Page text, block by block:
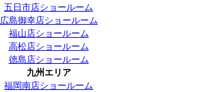
五日市店ショールーム
広島御幸店ショールーム
福山店ショールーム
高松店ショールーム
徳島店ショールーム
九州エリア
福岡南店ショールーム